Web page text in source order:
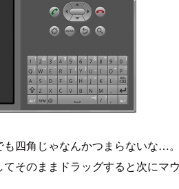
も四角じゃなんかつまらないな…
そのままドラッグすると次にマ